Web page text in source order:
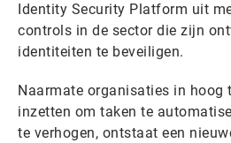
Identity Security Platform uit
controls in de sector die zijn
identiteiten te beveiligen.
Naarmate organisaties in hoog
inzetten om taken te
te verhogen, ontstaat een